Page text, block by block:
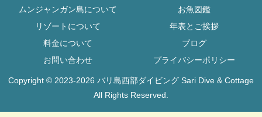
ムンジャンガン島について
お魚図鑑
リゾートについて
年表とご挨拶
料金について
ブログ
お問い合わせ
プライバシーポリシー
Copyright © 2023-2026 バリ島西部ダイビング Sari Dive & Cottage
All Rights Reserved.